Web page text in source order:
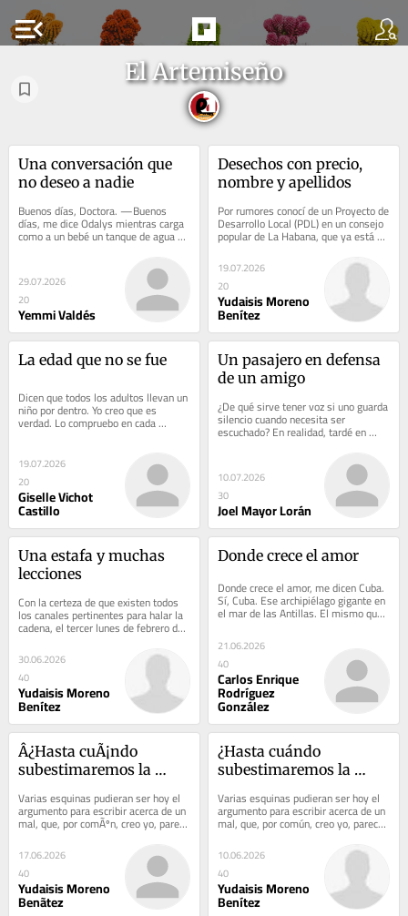
menu_open
El Artemiseño
Una conversación que
no deseo a nadie
Buenos días, Doctora. —Buenos
días, me dice Odalys mientras carga
como a un bebé un tanque de agua de
cinco litros contra su pecho. Y sin
29.07.2026
20
Yemmi Valdés
Desechos con precio,
nombre y apellidos
Por rumores conocí de un Proyecto de
Desarrollo Local (PDL) en un consejo
popular de La Habana, que ya está
transformando la imagen de la
ciudad....
19.07.2026
20
Yudaisis Moreno
Benítez
La edad que no se fue
Dicen que todos los adultos llevan un
niño por dentro. Yo creo que es
verdad. Lo compruebo en cada
golosina que me despierta la mirada,
19.07.2026
20
Giselle Vichot
Castillo
Un pasajero en defensa
de un amigo
¿De qué sirve tener voz si uno guarda
silencio cuando necesita ser
escuchado? En realidad, tardé en
hablar porque no quiero que alguien
10.07.2026
30
Joel Mayor Lorán
Una estafa y muchas
lecciones
Con la certeza de que existen todos
los canales pertinentes para halar la
cadena, el tercer lunes de febrero de
2026, nos personamos en la
estación...
30.06.2026
40
Yudaisis Moreno
Benítez
Donde crece el amor
Donde crece el amor, me dicen Cuba.
Sí, Cuba. Ese archipiélago gigante en
el mar de las Antillas. El mismo que
exhibe...
21.06.2026
40
Carlos Enrique
Rodríguez
González
Â¿Hasta cuÃ¡ndo
subestimaremos la
Varias esquinas pudieran ser hoy el
argumento para escribir acerca de un
mal, que, por comÃºn, creo yo, parece
pasar inadvertido en una Cuba...
17.06.2026
40
Yudaisis Moreno
Benã­tez
¿Hasta cuándo
subestimaremos la
Varias esquinas pudieran ser hoy el
argumento para escribir acerca de un
mal, que, por común, creo yo, parece
pasar inadvertido en una Cuba- o
mejor...
10.06.2026
40
Yudaisis Moreno
Benítez